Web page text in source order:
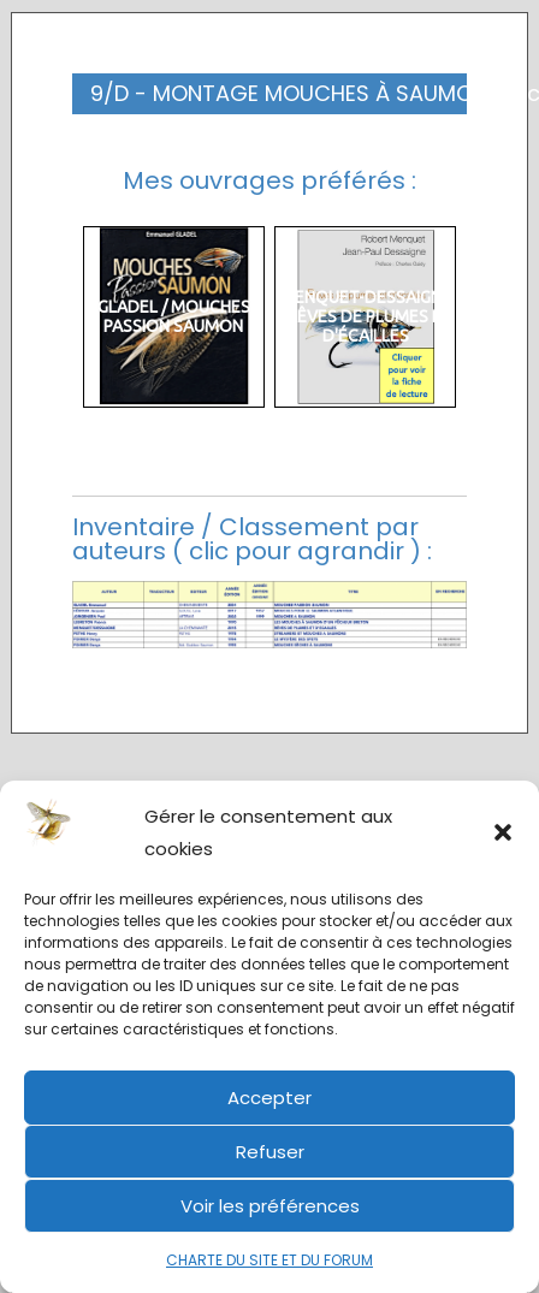
Gérer le consentement aux
cookies
Pour offrir les meilleures expériences, nous utilisons des
technologies telles que les cookies pour stocker et/ou accéder aux
informations des appareils. Le fait de consentir à ces technologies
nous permettra de traiter des données telles que le comportement
de navigation ou les ID uniques sur ce site. Le fait de ne pas
consentir ou de retirer son consentement peut avoir un effet négatif
sur certaines caractéristiques et fonctions.
Accepter
Refuser
Voir les préférences
CHARTE DU SITE ET DU FORUM
9/D - MONTAGE MOUCHES À SAUMON
Mes ouvrages préférés :
GLADEL / MOUCHES
PASSION SAUMON
MENQUET-DESSAIGNE
/ RÊVES DE PLUMES ET
D'ÉCAILLES
Inventaire / Classement par
auteurs ( clic pour agrandir ) :
9/E - MONTAGE MOUCHES À TRUITES DE
Inventaire / Classement par
auteurs ( clic pour agrandir ) :